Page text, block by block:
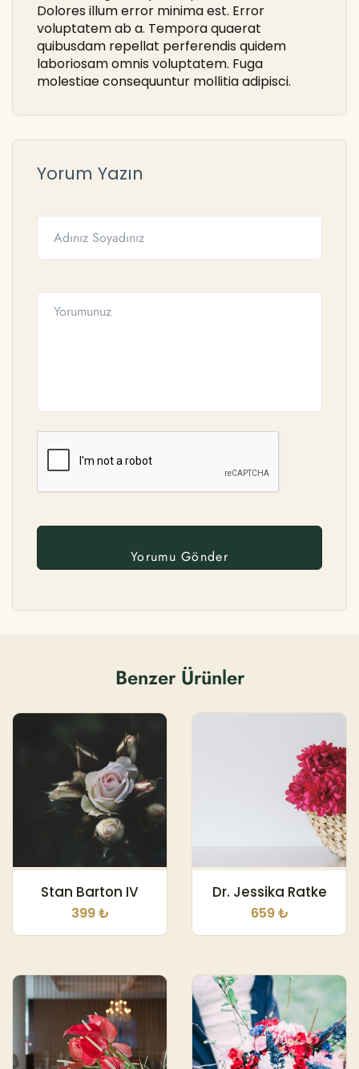
Dolores illum error minima est. Error
voluptatem ab a. Tempora quaerat
quibusdam repellat perferendis quidem
laboriosam omnis voluptatem. Fuga
molestiae consequuntur mollitia adipisci.
Yorum Yazın
Benzer Ürünler
Stan Barton IV
399 ₺
Dr. Jessika Ratke
659 ₺